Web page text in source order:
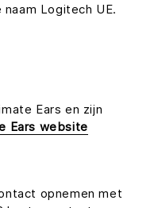
Logitech UE.
Ears en zijn
Ears website
opnemen met